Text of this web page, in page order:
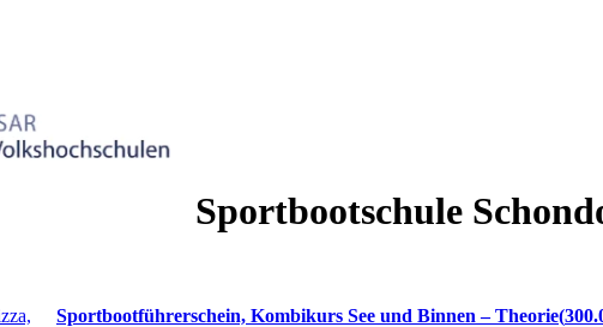
Sportbootschule
Sportbootführerschein, Kombikurs See und Binnen – Theorie